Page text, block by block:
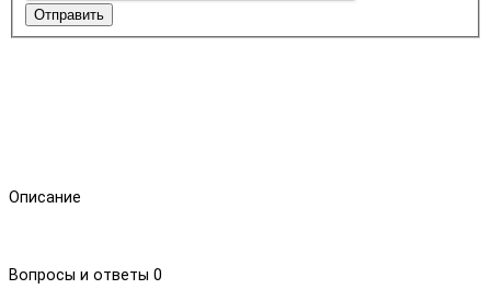
Отправить
Описание
Вопросы и ответы 0